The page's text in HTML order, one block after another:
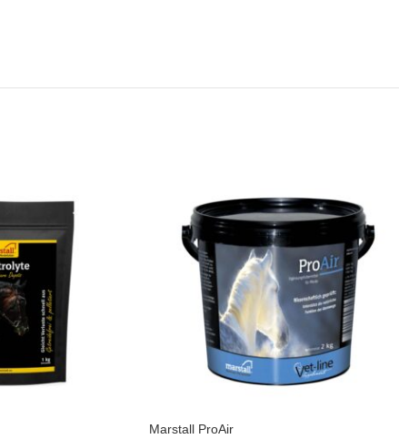
Marstall ProAir